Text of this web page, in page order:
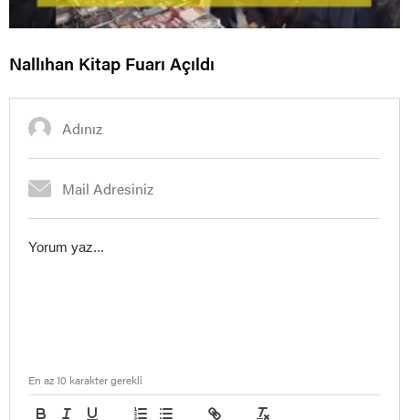
Nallıhan Kitap Fuarı Açıldı
En az 10 karakter gerekli